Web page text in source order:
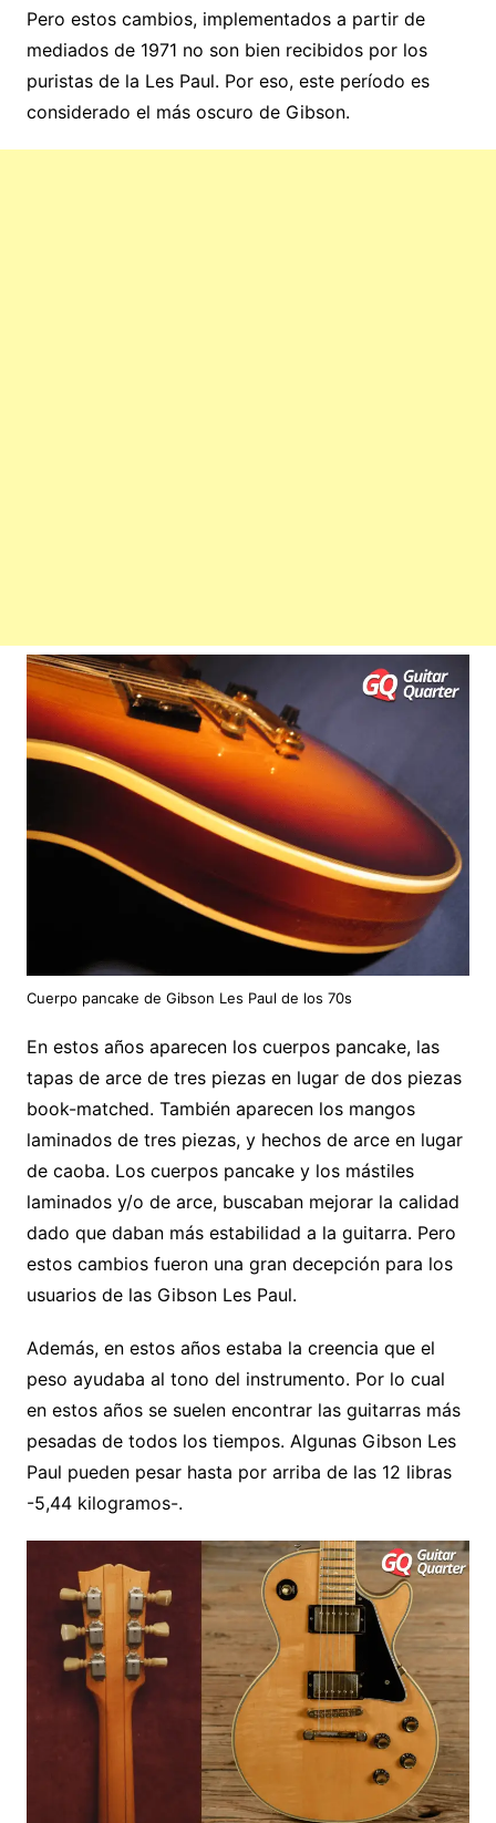
Pero estos cambios, implementados a partir de
mediados de 1971 no son bien recibidos por los
puristas de la Les Paul. Por eso, este período es
considerado el más oscuro de Gibson.
Cuerpo pancake de Gibson Les Paul de los 70s
En estos años aparecen los cuerpos pancake, las
tapas de arce de tres piezas en lugar de dos piezas
book-matched. También aparecen los mangos
laminados de tres piezas, y hechos de arce en lugar
de caoba. Los cuerpos pancake y los mástiles
laminados y/o de arce, buscaban mejorar la calidad
dado que daban más estabilidad a la guitarra. Pero
estos cambios fueron una gran decepción para los
usuarios de las Gibson Les Paul.
Además, en estos años estaba la creencia que el
peso ayudaba al tono del instrumento. Por lo cual
en estos años se suelen encontrar las guitarras más
pesadas de todos los tiempos. Algunas Gibson Les
Paul pueden pesar hasta por arriba de las 12 libras
-5,44 kilogramos-.